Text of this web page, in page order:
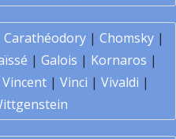
Carathéodory| Chomsky|
| Galois | Kornaros |
Vincent | Vinci | Vivaldi |